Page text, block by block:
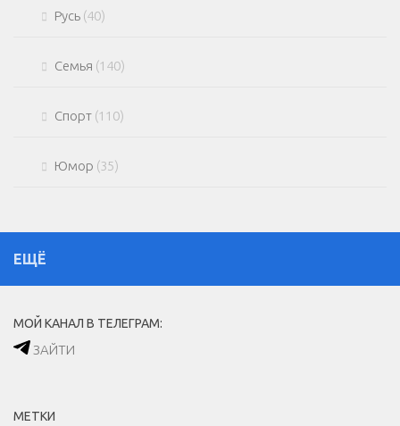
Русь (40)
Семья (140)
Спорт (110)
Юмор (35)
ЕЩЁ
МОЙ КАНАЛ В ТЕЛЕГРАМ:
ЗАЙТИ
МЕТКИ